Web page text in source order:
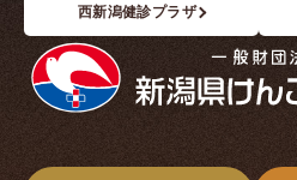
西新潟健診プラザ